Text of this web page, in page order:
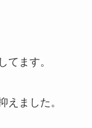
てます。
えました。